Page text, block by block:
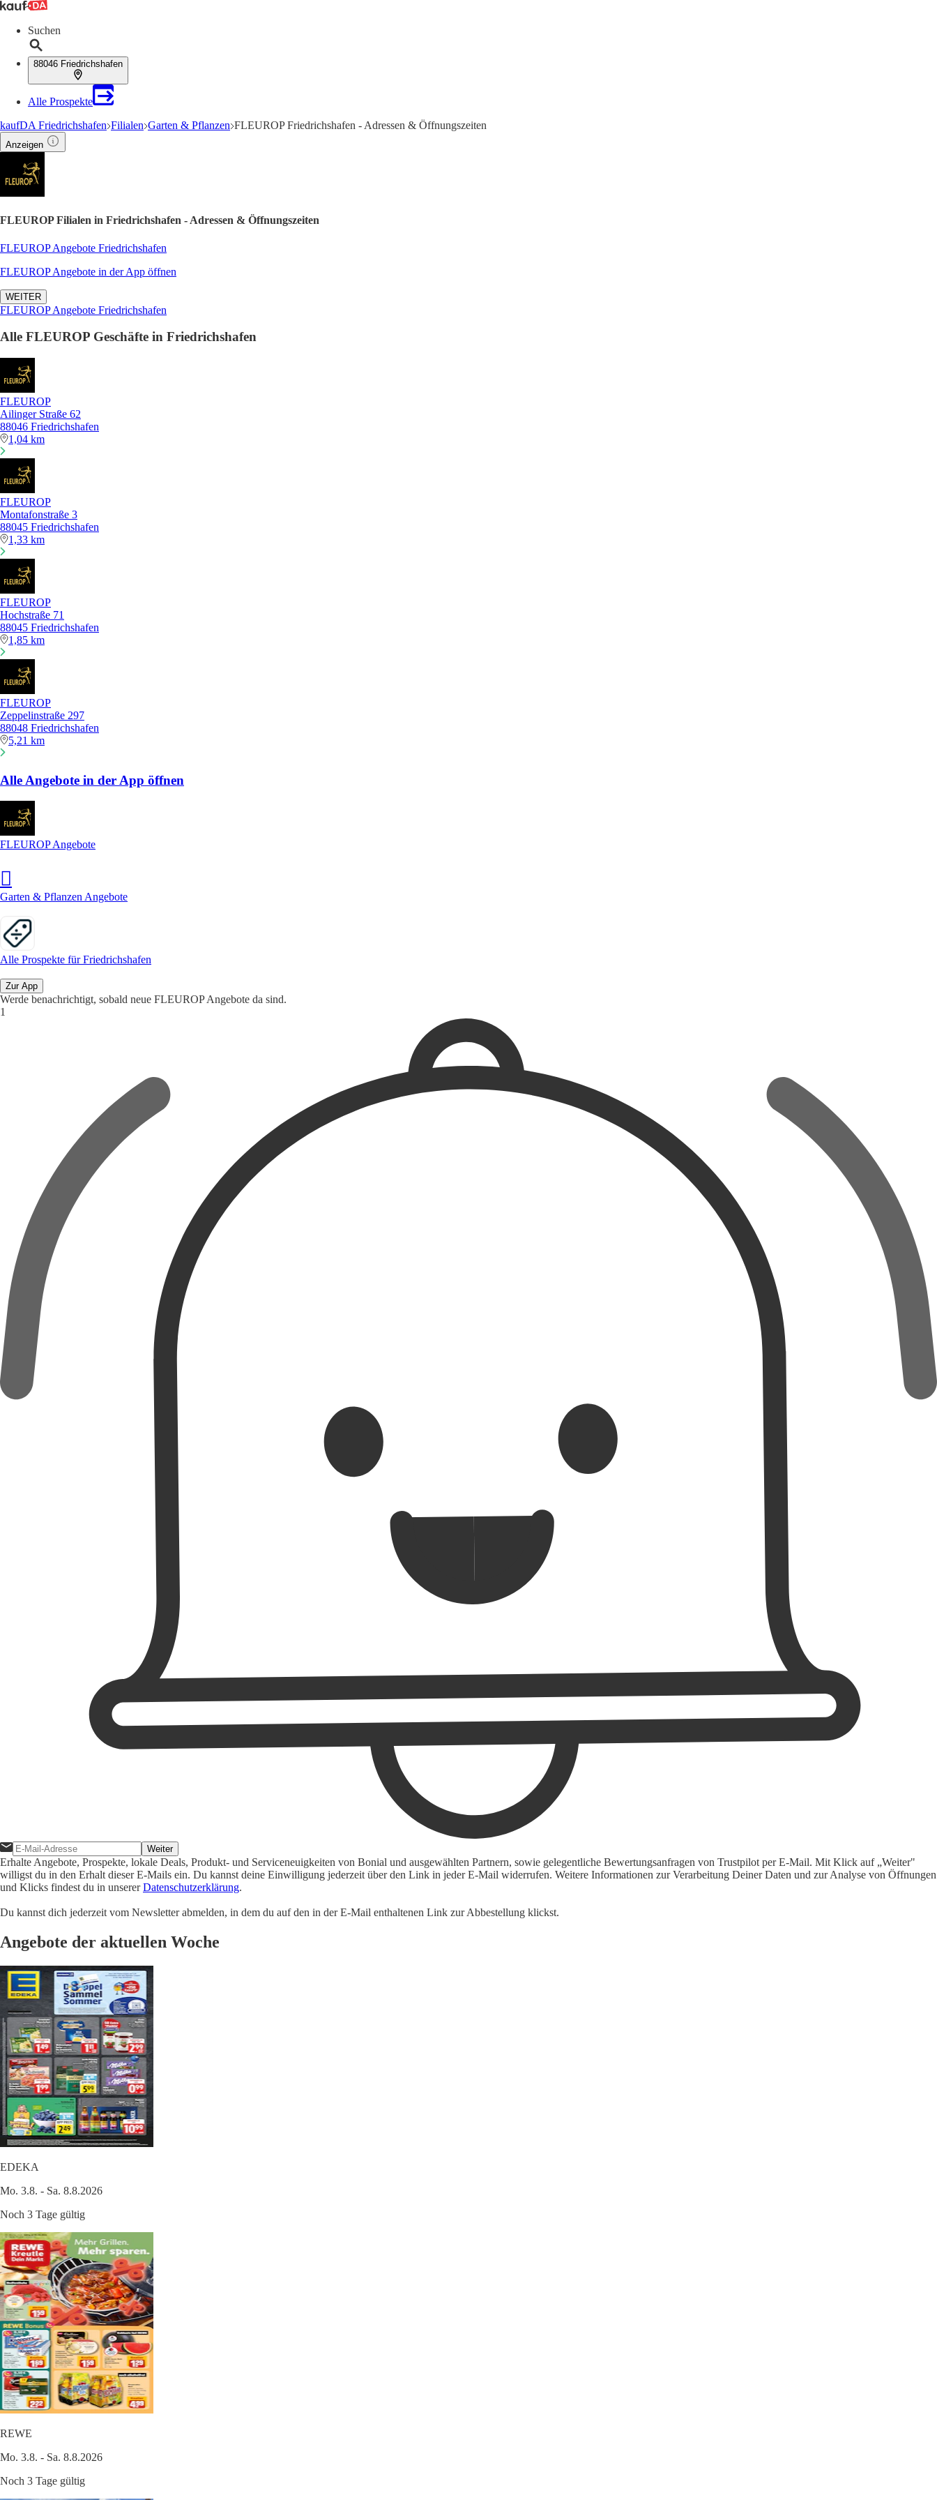
Suchen
88046 Friedrichshafen
Alle Prospekte
kaufDA Friedrichshafen Filialen Garten & Pflanzen FLEUROP Friedrichshafen - Adressen & Öffnungszeiten
Anzeigen
FLEUROP Filialen in Friedrichshafen - Adressen & Öffnungszeiten
FLEUROP Angebote Friedrichshafen
FLEUROP Angebote in der App öffnen
WEITER
FLEUROP Angebote Friedrichshafen
Alle FLEUROP Geschäfte in Friedrichshafen
FLEUROP
Ailinger Straße 62
88046 Friedrichshafen
1,04 km
FLEUROP
Montafonstraße 3
88045 Friedrichshafen
1,33 km
FLEUROP
Hochstraße 71
88045 Friedrichshafen
1,85 km
FLEUROP
Zeppelinstraße 297
88048 Friedrichshafen
5,21 km
Alle Angebote in der App öffnen
FLEUROP Angebote
Garten & Pflanzen Angebote
Alle Prospekte für Friedrichshafen
Zur App
Werde benachrichtigt, sobald neue FLEUROP Angebote da sind.
Weiter
Erhalte Angebote, Prospekte, lokale Deals, Produkt- und Serviceneuigkeiten von Bonial und ausgewählten Partnern, sowie gelegentliche Bewertungsanfragen von Trustpilot per E-Mail. Mit Klick auf „Weiter"
willigst du in den Erhalt dieser E-Mails ein. Du kannst deine Einwilligung jederzeit über den Link in jeder E-Mail widerrufen. Weitere Informationen zur Verarbeitung Deiner Daten und zur Analyse von Öffnungen
und Klicks findest du in unsererDatenschutzerklärung.
Du kannst dich jederzeit vom Newsletter abmelden, in dem du auf den in der E-Mail enthaltenen Link zur Abbestellung klickst.
Angebote der aktuellen Woche
EDEKA
Mo. 3.8. - Sa. 8.8.2026
Noch 3 Tage gültig
REWE
Mo. 3.8. - Sa. 8.8.2026
Noch 3 Tage gültig